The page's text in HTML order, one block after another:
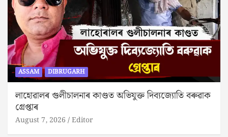
ASSAM DIBRUGARH
লাহোৱালৰ গুলীচালনাৰ কাণ্ডত অভিযুক্ত দিব্যজ্যোতি বৰুৱাক
গ্ৰেপ্তাৰ
August 7, 2026 Editor